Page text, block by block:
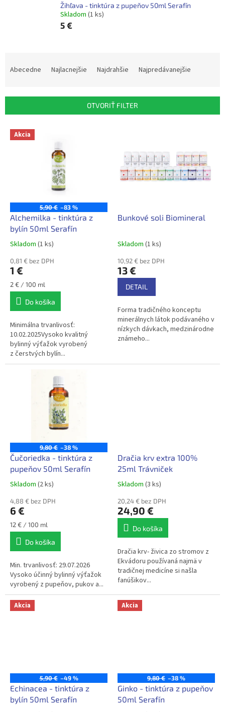
Žihľava - tinktúra z pupeňov 50ml Serafín
Skladom (1 ks)
5 €
i
Abecedne Najlacnejšie Najdrahšie Najpredávanejšie
OTVORIŤ FILTER
V Akcia
5,90 € –83 %
Alchemilka - tinktúra z
bylín 50ml Serafín
Skladom (1 ks)
0,81 € bez DPH
1 €
Jednotková
cena:
2 € / 100 ml
Do košíka
Minimálna trvanlivosť:
10.02.2025Vysoko kvalitný
bylinný výťažok vyrobený
z čerstvých bylín...
Bunkové soli Biomineral
Skladom (1 ks)
10,92 € bez DPH
13 €
DETAIL
Forma tradičného konceptu
minerálnych látok podávaného v
nízkych dávkach, medzinárodne
známeho...
9,80 € –38 %
Čučoriedka - tinktúra z
pupeňov 50ml Serafín
Skladom (2 ks)
4,88 € bez DPH
6 €
Jednotková
cena:
12 € / 100 ml
Do košíka
Min. trvanlivosť: 29.07.2026
Vysoko účinný bylinný výťažok
vyrobený z pupeňov, pukov a...
Dračia krv extra 100%
25ml Trávniček
Skladom (3 ks)
20,24 € bez DPH
24,90 €
Do košíka
Dračia krv- živica zo stromov z
Ekvádoru používaná najmä v
tradičnej medicíne si našla
fanúšikov...
Akcia
5,90 € –49 %
Echinacea - tinktúra z
bylín 50ml Serafín
Akcia
9,80 € –38 %
Ginko - tinktúra z pupeňov
50ml Serafín